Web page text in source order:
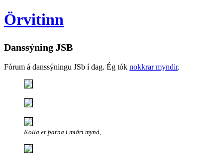
Örvitinn
Danssýning JSB
Fórum á danssýningu JSb í dag. Ég tók nokkrar myndir.
Kolla er þarna í miðri mynd,